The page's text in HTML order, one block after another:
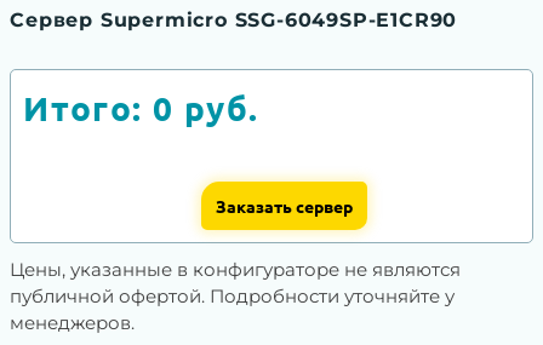
Сервер Supermicro SSG-6049SP-E1CR90
Итого: 0 руб.
Заказать сервер
Цены, указанные в конфигураторе не являются
публичной офертой. Подробности уточняйте у
менеджеров.